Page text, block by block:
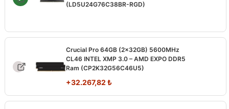
(LD5U24G76C38BR-RGD)
Crucial Pro 64GB (2x32GB) 5600MHz
CL46 INTEL XMP 3.0 – AMD EXPO DDR5
Ram (CP2K32G56C46U5)
+32.267,82 ₺